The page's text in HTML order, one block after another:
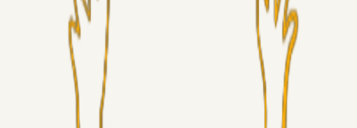
9 timer siden
Alt det andet
10 timer siden
Livecenter kommentarspor?
Superliga-truppen